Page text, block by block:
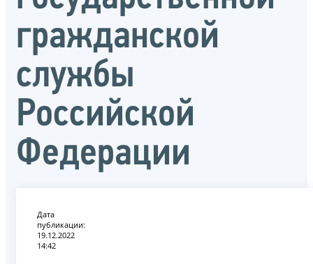
гражданской
службы
Российской
Федерации
Дата
публикации:
19.12.2022
14:42